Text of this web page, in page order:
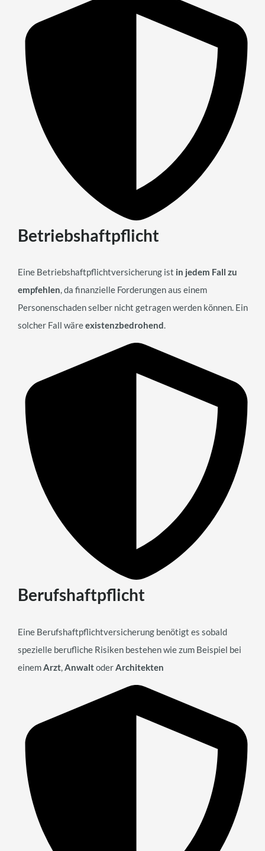
Betriebshaftpflicht
Eine Betriebshaftpflichtversicherung ist in jedem Fall zu
empfehlen, da finanzielle Forderungen aus einem
Personenschaden selber nicht getragen werden können. Ein
solcher Fall wäreexistenzbedrohend.
Berufshaftpflicht
Eine Berufshaftpflichtversicherung benötigt es sobald
spezielle berufliche Risiken bestehen wie zum Beispiel bei
einemArzt,AnwaltoderArchitekten